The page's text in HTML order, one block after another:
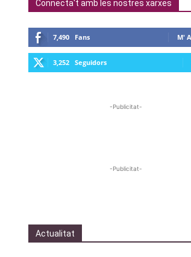
Connecta't amb les nostres xarxes
7,490 Fans M'
3,252 Seguidors
-Publicitat-
-Publicitat-
Actualitat